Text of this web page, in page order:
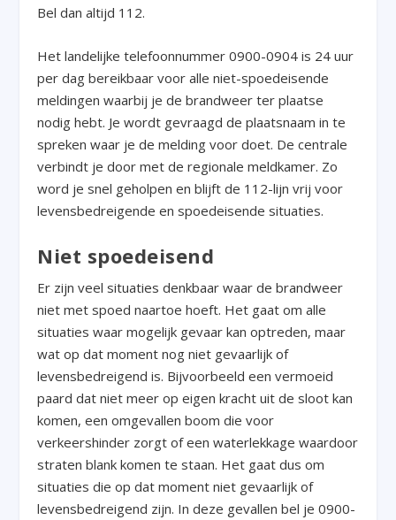
Bel dan altijd 112.
Het landelijke telefoonnummer 0900-0904 is 24 uur
per dag bereikbaar voor alle niet-spoedeisende
meldingen waarbij je de brandweer ter plaatse
nodig hebt. Je wordt gevraagd de plaatsnaam in te
spreken waar je de melding voor doet. De centrale
verbindt je door met de regionale meldkamer. Zo
word je snel geholpen en blijft de 112-lijn vrij voor
levensbedreigende en spoedeisende situaties.
Niet spoedeisend
Er zijn veel situaties denkbaar waar de brandweer
niet met spoed naartoe hoeft. Het gaat om alle
situaties waar mogelijk gevaar kan optreden, maar
wat op dat moment nog niet gevaarlijk of
levensbedreigend is. Bijvoorbeeld een vermoeid
paard dat niet meer op eigen kracht uit de sloot kan
komen, een omgevallen boom die voor
verkeershinder zorgt of een waterlekkage waardoor
straten blank komen te staan. Het gaat dus om
situaties die op dat moment niet gevaarlijk of
levensbedreigend zijn. In deze gevallen bel je 0900-